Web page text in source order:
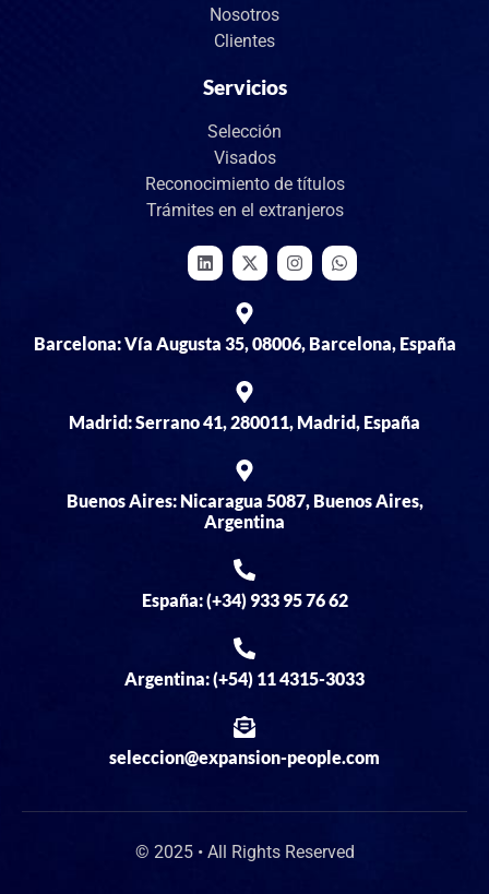
Nosotros
Clientes
Servicios
Selección
Visados
Reconocimiento de títulos
Trámites en el extranjeros
Barcelona: Vía Augusta 35, 08006, Barcelona, España
Madrid: Serrano 41, 280011, Madrid, España
Buenos Aires: Nicaragua 5087, Buenos Aires,
Argentina
España: (+34) 933 95 76 62
Argentina: (+54) 11 4315-3033
seleccion@expansion-people.com
© 2025 • All Rights Reserved